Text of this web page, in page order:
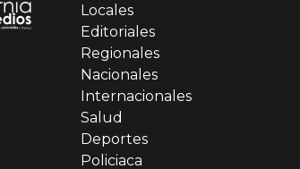
Locales
Editoriales
Regionales
Nacionales
Internacionales
Salud
Deportes
Policiaca